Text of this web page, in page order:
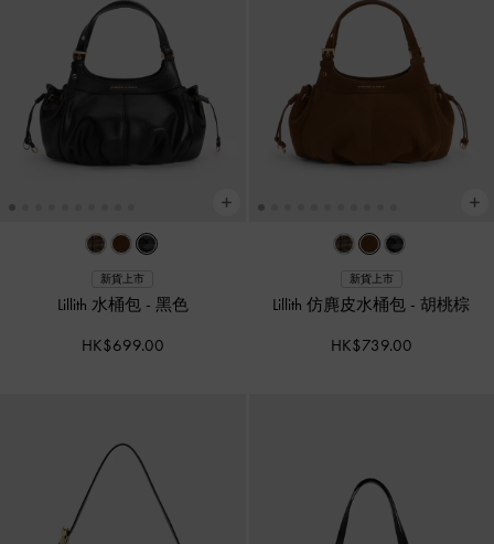
新貨上市
Lillith 水桶包 - 黑色
HK$699.00
新貨上市
Lillith 仿麂皮水桶包 -胡桃棕
HK$739.00